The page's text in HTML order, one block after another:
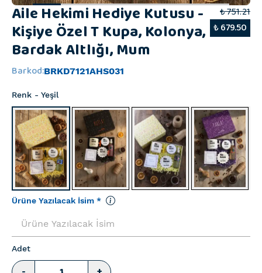
Aile Hekimi Hediye Kutusu -
Kişiye Özel T Kupa, Kolonya,
Bardak Altlığı, Mum
₺ 751.21
₺ 679.50
Barkod:BRKD7121AHS031
Renk - Yeşil
Ürüne Yazılacak İsim *
Adet